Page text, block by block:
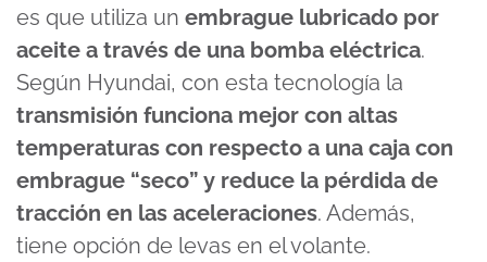
es que utiliza un embrague lubricado por
aceite a través de una bomba eléctrica.
Según Hyundai, con esta tecnología la
transmisión funciona mejor con altas
temperaturas con respecto a una caja con
embrague “seco” y reduce la pérdida de
tracción en las aceleraciones. Además,
tiene opción de levas en el volante.